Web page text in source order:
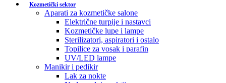
Kozmetički sektor
Aparati za kozmetičke salone
Električne turpije i nastavci
Kozmetičke lupe i lampe
Sterilizatori, aspiratori i ostalo
Topilice za vosak i parafin
UV/LED lampe
Manikir i pedikir
Lak za nokte